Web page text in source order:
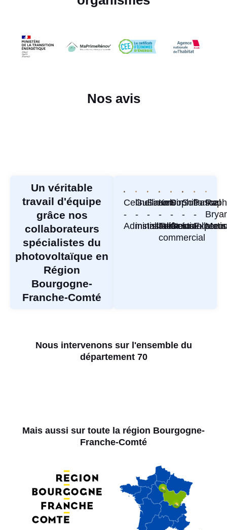
Nos avis
Un véritable
travail d'équipe
grâce nos
collaborateurs
spécialistes du
photovoltaïque en
Région
Bourgogne-
Franche-Comté
Celine
-
Administratif
Guillaume
-
installateur
Simon
-
Installateur
Kelvin
-
Technico-
commercial
Sophie
-
Gestion
Sofianne
-
Installateur
Pascal
-
Nous intervenons sur l'ensemble du
département 70
Mais aussi sur toute la région Bourgogne-
Franche-Comté